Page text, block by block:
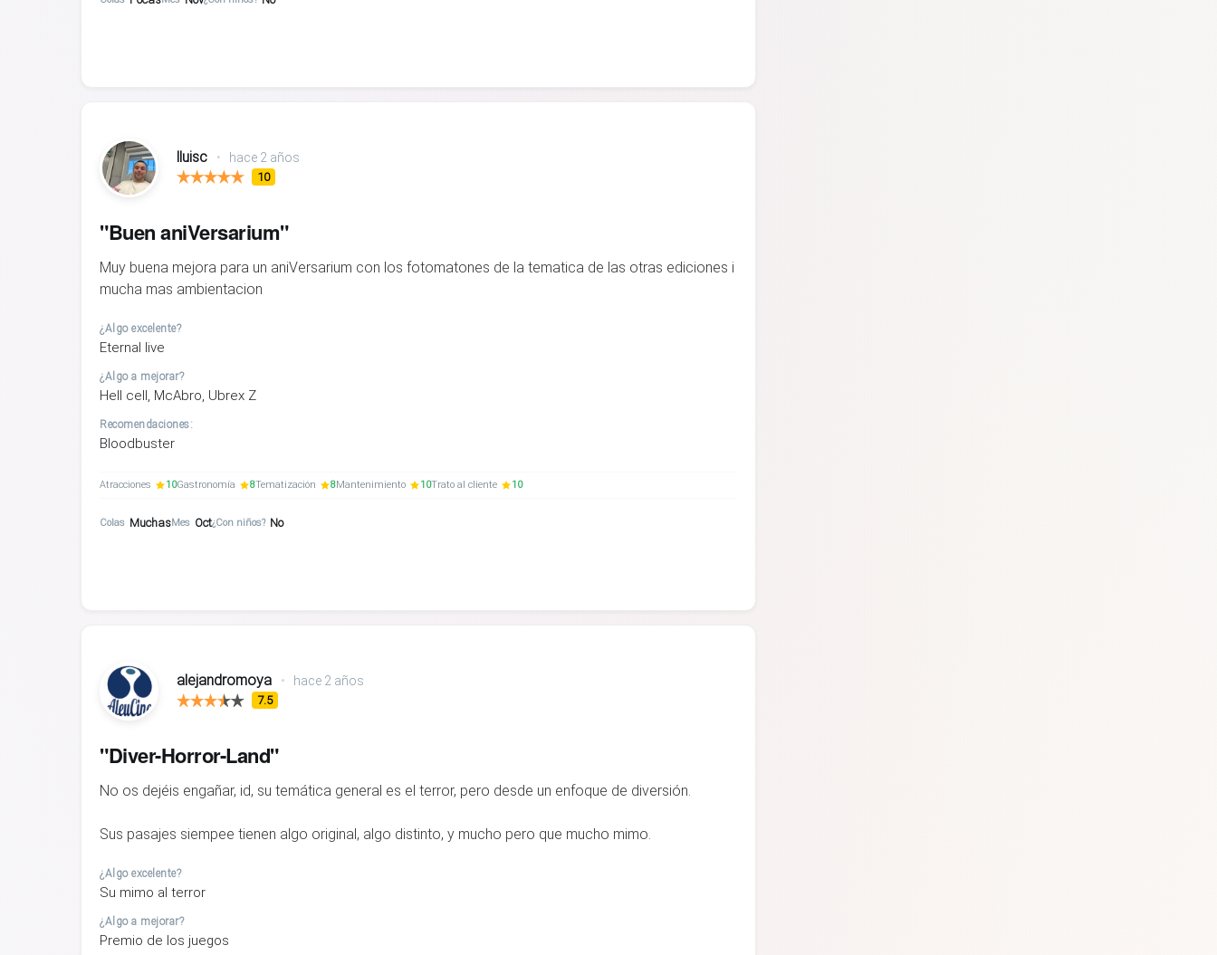
lluisc • hace 2 años
10
"Buen aniVersarium"
Muy buena mejora para un aniVersarium con los fotomatones de la tematica de las otras ediciones i
mucha mas ambientacion
¿Algo excelente?
Eternal live
¿Algo a mejorar?
Hell cell, McAbro, Ubrex Z
Recomendaciones:
Bloodbuster
Atracciones 10Gastronomía 8Tematización 8Mantenimiento 10Trato al cliente 10
Colas MuchasMes Oct¿Con niños? No
alejandromoya • hace 2 años
7.5
"Diver-Horror-Land"
No os dejéis engañar, id, su temática general es el terror, pero desde un enfoque de diversión.
Sus pasajes siempee tienen algo original, algo distinto, y mucho pero que mucho mimo.
¿Algo excelente?
Su mimo al terror
¿Algo a mejorar?
Premio de los juegos